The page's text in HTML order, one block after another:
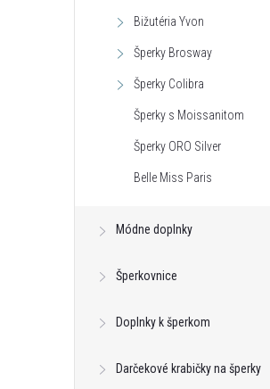
Bižutéria Yvon
Šperky Brosway
Šperky Colibra
Šperky s Moissanitom
Šperky ORO Silver
Belle Miss Paris
Módne doplnky
Šperkovnice
Doplnky k šperkom
Darčekové krabičky na šperky